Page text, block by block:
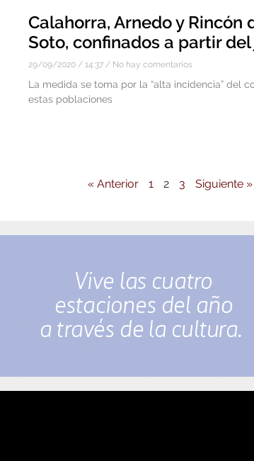
Calahorra, Arnedo y Rincón
Soto, confinados a partir
29/09/2020 14:37 No hay comentarios
La medida se toma por la “alta incidencia” del
estas poblaciones
« Anterior 1 2 3 Siguiente »